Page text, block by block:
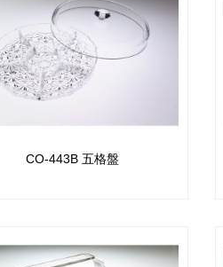
CO-443B 五格盤